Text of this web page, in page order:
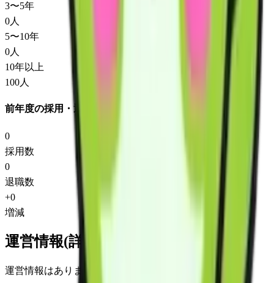
3〜5年
0人
5〜10年
0人
10年以上
100人
前年度の採用・退職
0
採用数
0
退職数
+0
増減
運営情報(詳細)
運営情報はありません